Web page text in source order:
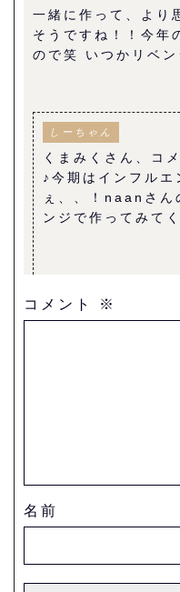
一緒に作って、より
そうですね！！今年
ので笑 いつかリベン
しーちゃん
くまみくさん、コ
♪今期はインフルエ
ぇ、、！naanさん
ンジで作ってみて
コメント ※
名前